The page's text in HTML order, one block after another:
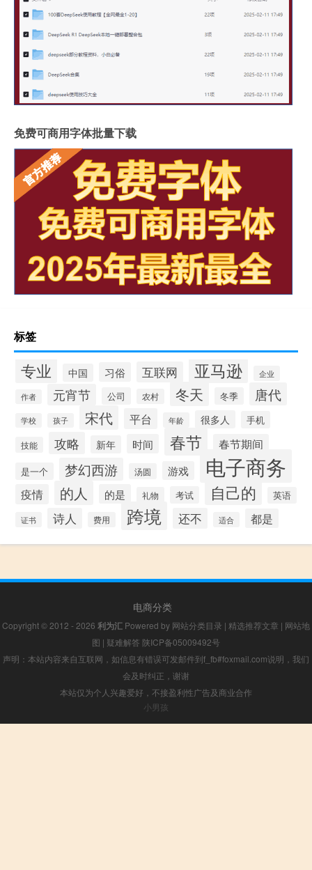
免费可商用字体批量下载
标签
专业 中国 习俗 互联网 亚马逊 企业
作者 元宵节 公司 农村 冬天 冬季 唐代
学校 孩子 宋代 平台 年龄 很多人 手机
技能 攻略 新年 时间 春节 春节期间
是一个 梦幻西游 汤圆 游戏 电子商务
疫情 的人 的是 礼物 考试 自己的 英语
证书 诗人 费用 跨境 还不 适合 都是
电商分类
Copyright © 2012 - 2026 利为汇 Powered by 网站分类目录 | 精选推荐文章 | 网站地
图 | 疑难解答 陕ICP备05009492号
声明：本站内容来自互联网，如信息有错误可发邮件到f_fb#foxmail.com说明，我们
会及时纠正，谢谢
本站仅为个人兴趣爱好，不接盈利性广告及商业合作
小男孩